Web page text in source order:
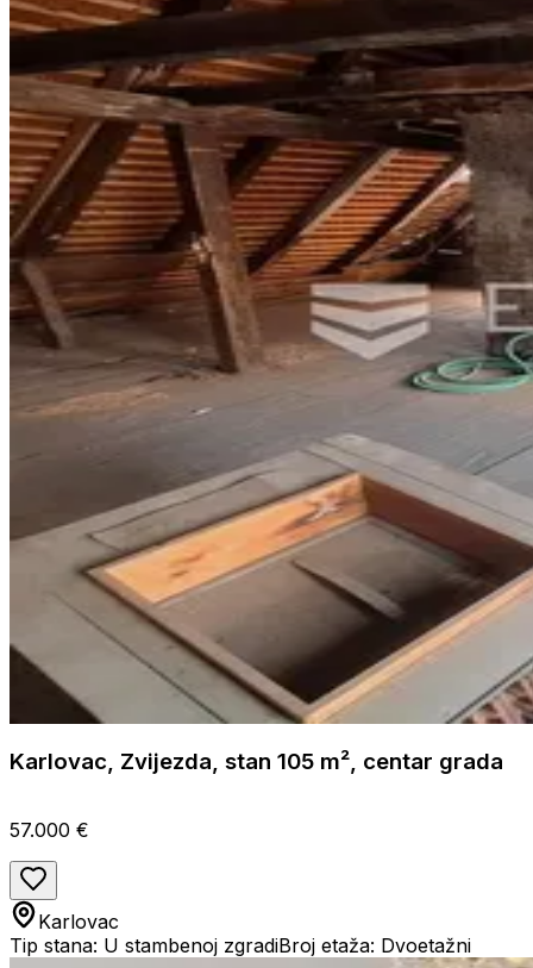
Karlovac, Zvijezda, stan 105 m², centar grada
57.000 €
Karlovac
Tip stana: U stambenoj zgradiBroj etaža: Dvoetažni